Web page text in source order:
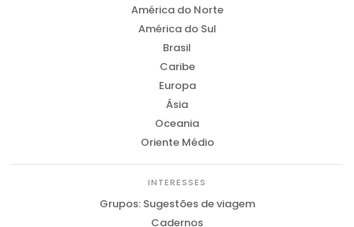
América do Norte
América do Sul
Brasil
Caribe
Europa
Ásia
Oceania
Oriente Médio
INTERESSES
Grupos: Sugestões de viagem
Cadernos